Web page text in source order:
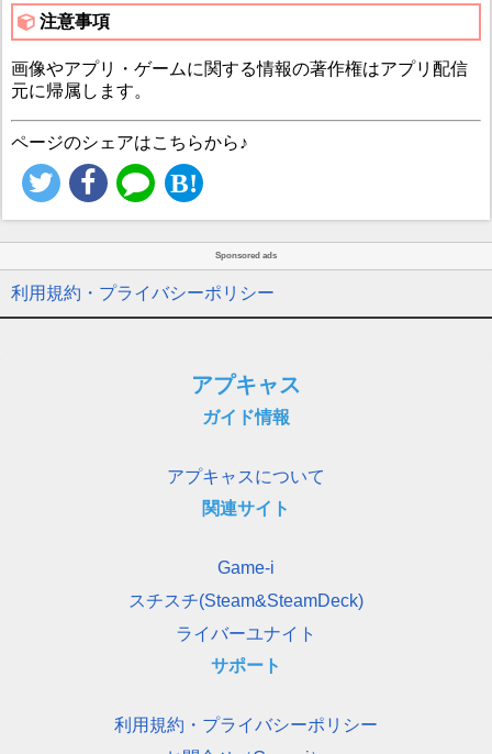
注意事項
画像やアプリ・ゲームに関する情報の著作権はアプリ配信
元に帰属します。
ページのシェアはこちらから♪
Sponsored ads
利用規約・プライバシーポリシー
アプキャス
ガイド情報
アプキャスについて
関連サイト
Game-i
スチスチ(Steam&SteamDeck)
ライバーユナイト
サポート
利用規約・プライバシーポリシー